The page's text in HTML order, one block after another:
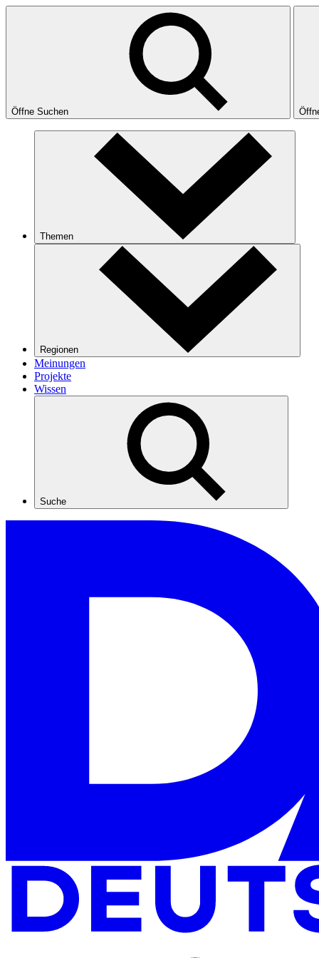
Öffne Suchen
Themen
Regionen
Meinungen
Projekte
Wissen
Suche